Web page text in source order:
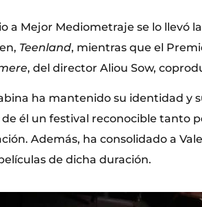
a Mejor Mediometraje se lo llevó
Teenland, mientras que el
, del director Aliou Sow,
ha mantenido su identidad y
él un festival reconocible tanto
Además, ha consolidado a
de dicha duración.